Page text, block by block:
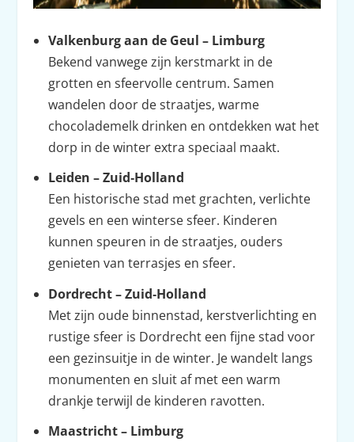
Valkenburg aan de Geul – Limburg
Bekend vanwege zijn kerstmarkt in de
grotten en sfeervolle centrum. Samen
wandelen door de straatjes, warme
chocolademelk drinken en ontdekken wat het
dorp in de winter extra speciaal maakt.
Leiden – Zuid‑Holland
Een historische stad met grachten, verlichte
gevels en een winterse sfeer. Kinderen
kunnen speuren in de straatjes, ouders
genieten van terrasjes en sfeer.
Dordrecht – Zuid‑Holland
Met zijn oude binnenstad, kerstverlichting en
rustige sfeer is Dordrecht een fijne stad voor
een gezinsuitje in de winter. Je wandelt langs
monumenten en sluit af met een warm
drankje terwijl de kinderen ravotten.
Maastricht – Limburg